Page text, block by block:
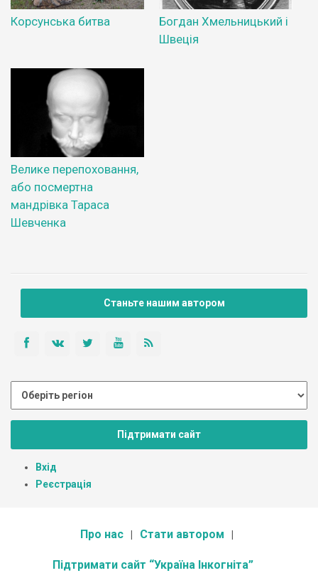
Корсунська битва
Богдан Хмельницький і
Швеція
Велике перепоховання,
або посмертна
мандрівка Тараса
Шевченка
Станьте нашим автором
Підтримати сайт
Вхід
Реєстрація
Про нас Стати автором
Підтримати сайт “Україна Інкогніта”